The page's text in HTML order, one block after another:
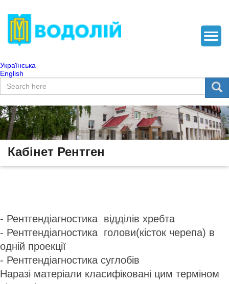
Українська
English
Пошукова форма
Пошук
Кабінет Рентген
- Рентгендіагностика відділів хребта
- Рентгендіагностика голови(кісток черепа) в
одній проекції
- Рентгендіагностика суглобів
Наразі матеріали класифіковані цим терміном